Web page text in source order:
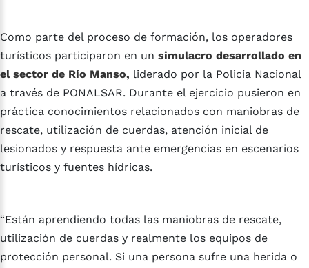
Como parte del proceso de formación, los operadores
turísticos participaron en un simulacro desarrollado en
el sector de Río Manso, liderado por la Policía Nacional
a través de PONALSAR. Durante el ejercicio pusieron en
práctica conocimientos relacionados con maniobras de
rescate, utilización de cuerdas, atención inicial de
lesionados y respuesta ante emergencias en escenarios
turísticos y fuentes hídricas.
“Están aprendiendo todas las maniobras de rescate,
utilización de cuerdas y realmente los equipos de
protección personal. Si una persona sufre una herida o